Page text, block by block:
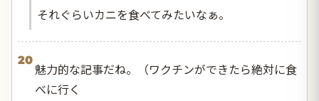
それぐらいカニを食べてみたいなぁ。
20
魅力的な記事だね。（ワクチンができたら絶対に食
べに行く